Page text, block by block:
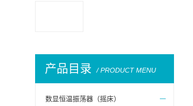
产品目录 / PRODUCT MENU
数显恒温振荡器（摇床）